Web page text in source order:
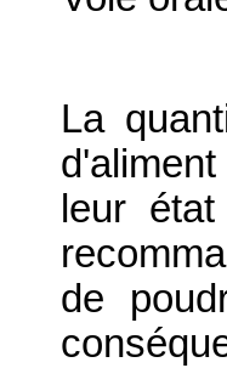
La
leur
de